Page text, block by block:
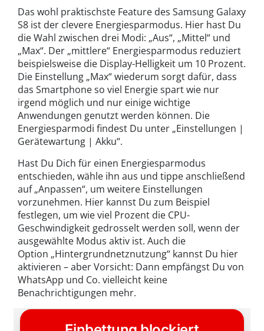
Das wohl praktischste Feature des Samsung Galaxy
S8 ist der clevere Energiesparmodus. Hier hast Du
die Wahl zwischen drei Modi: „Aus“, „Mittel“ und
„Max“. Der „mittlere“ Energiesparmodus reduziert
beispielsweise die Display-Helligkeit um 10 Prozent.
Die Einstellung „Max“ wiederum sorgt dafür, dass
das Smartphone so viel Energie spart wie nur
irgend möglich und nur einige wichtige
Anwendungen genutzt werden können. Die
Energiesparmodi findest Du unter „Einstellungen |
Gerätewartung | Akku“.
Hast Du Dich für einen Energiesparmodus
entschieden, wähle ihn aus und tippe anschließend
auf „Anpassen“, um weitere Einstellungen
vorzunehmen. Hier kannst Du zum Beispiel
festlegen, um wie viel Prozent die CPU-
Geschwindigkeit gedrosselt werden soll, wenn der
ausgewählte Modus aktiv ist. Auch die
Option „Hintergrundnetznutzung“ kannst Du hier
aktivieren – aber Vorsicht: Dann empfängst Du von
WhatsApp und Co. vielleicht keine
Benachrichtigungen mehr.